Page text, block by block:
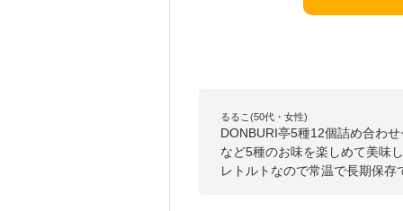
るるこ(50代・女性)
DONBURI亭5種12個詰め合わ
など5種のお味を楽しめて美味
レトルトなので常温で長期保